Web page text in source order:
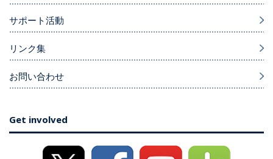
サポート活動
リンク集
お問い合わせ
Get involved